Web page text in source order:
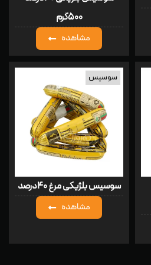
۵۰۰گرم
مشاهده
سوسیس بلژیکی مرغ ۴۰درصد
مشاهده
سوسیس